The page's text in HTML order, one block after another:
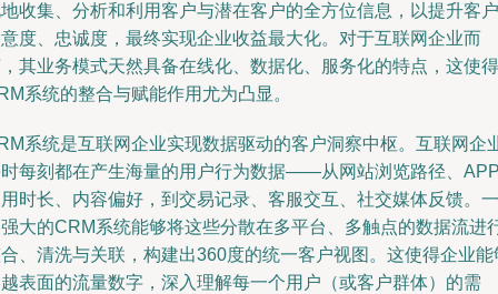
收集、分析和利用客户与潜在客户的全方位信息，以提升客户
度、忠诚度，最终实现企业收益最大化。对于互联网企业而
其业务模式天然具备在线化、数据化、服务化的特点，这使得
系统的整合与赋能作用尤为凸显。
系统是互联网企业实现数据驱动的客户洞察中枢。互联网企
每刻都在产生海量的用户行为数据——从网站浏览路径、
时长、内容偏好，到交易记录、客服交互、社交媒体反馈。一
大的CRM系统能够将这些分散在多平台、多触点的数据流进
、清洗与关联，构建出360度的统一客户视图。这使得企业能
表面的流量数字，深入理解每一个用户（或客户群体）的需